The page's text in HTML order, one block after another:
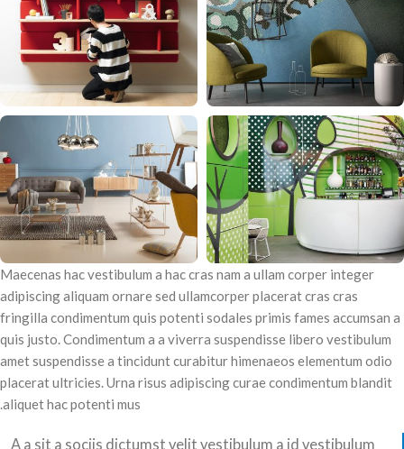
Maecenas hac vestibulum a hac cras nam a ullam corper integer
adipiscing aliquam ornare sed ullamcorper placerat cras cras
fringilla condimentum quis potenti sodales primis fames accumsan a
quis justo. Condimentum a a viverra suspendisse libero vestibulum
amet suspendisse a tincidunt curabitur himenaeos elementum odio
placerat ultricies. Urna risus adipiscing curae condimentum blandit
aliquet hac potenti mus.
A a sit a sociis dictumst velit vestibulum a id vestibulum